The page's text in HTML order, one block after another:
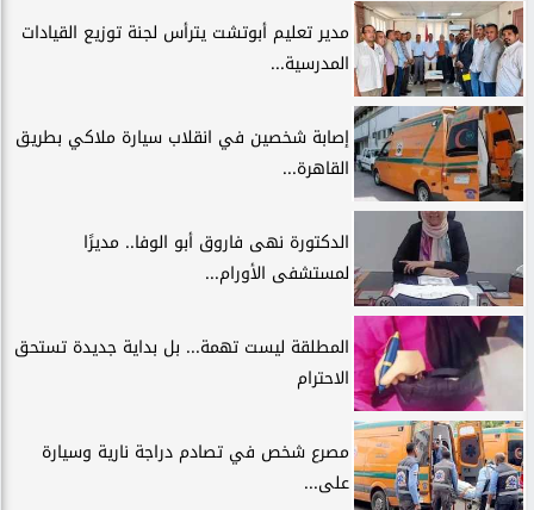
مدير تعليم أبوتشت يترأس لجنة توزيع القيادات
المدرسية...
إصابة شخصين في انقلاب سيارة ملاكي بطريق
القاهرة...
الدكتورة نهى فاروق أبو الوفا.. مديرًا
لمستشفى الأورام...
المطلقة ليست تهمة... بل بداية جديدة تستحق
الاحترام
مصرع شخص في تصادم دراجة نارية وسيارة
على...